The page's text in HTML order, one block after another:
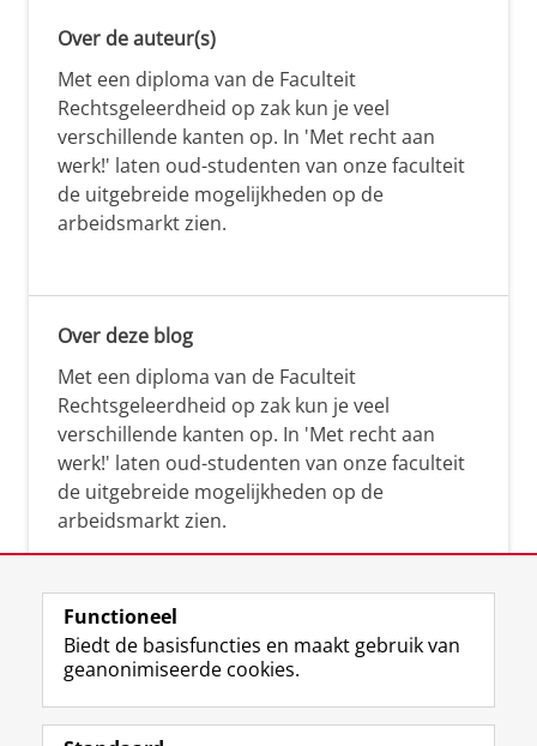
Over de auteur(s)
Met een diploma van de Faculteit
Rechtsgeleerdheid op zak kun je veel
verschillende kanten op. In 'Met recht aan
werk!' laten oud-studenten van onze faculteit
de uitgebreide mogelijkheden op de
arbeidsmarkt zien.
Over deze blog
Met een diploma van de Faculteit
Rechtsgeleerdheid op zak kun je veel
verschillende kanten op. In 'Met recht aan
werk!' laten oud-studenten van onze faculteit
de uitgebreide mogelijkheden op de
arbeidsmarkt zien.
Volg de RUG
F
a
L
i
R
S
I
n
Y
o
Functioneel
Biedt de basisfuncties en maakt gebruik van
geanonimiseerde cookies.